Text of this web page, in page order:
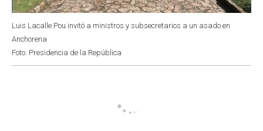
Luis Lacalle Pou invitó a ministros y subsecretarios a un asado en
Anchorena
Foto: Presidencia de la República